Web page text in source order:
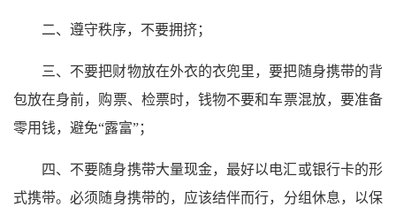
二、遵守秩序，不要拥挤；
三、不要把财物放在外衣的衣兜里，要把随身携带的背
包放在身前，购票、检票时，钱物不要和车票混放，要准备
零用钱，避免“露富”；
四、不要随身携带大量现金，最好以电汇或银行卡的形
式携带。必须随身携带的，应该结伴而行，分组休息，以保